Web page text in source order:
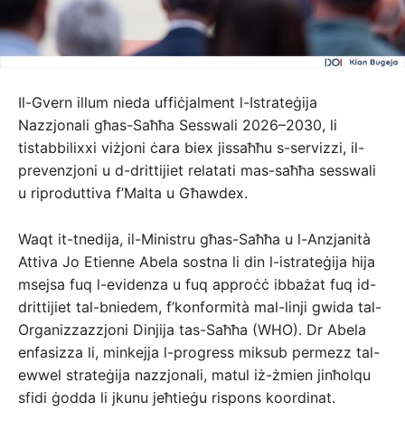
Il-Gvern illum nieda uffiċjalment l-Istrateġija
Nazzjonali għas-Saħħa Sesswali 2026–2030, li
tistabbilixxi viżjoni ċara biex jissaħħu s-servizzi, il-
prevenzjoni u d-drittijiet relatati mas-saħħa sesswali
u riproduttiva f’Malta u Għawdex.
Waqt it-tnedija, il-Ministru għas-Saħħa u l-Anzjanità
Attiva Jo Etienne Abela sostna li din l-istrateġija hija
msejsa fuq l-evidenza u fuq approċċ ibbażat fuq id-
drittijiet tal-bniedem, f’konformità mal-linji gwida tal-
Organizzazzjoni Dinjija tas-Saħħa (WHO). Dr Abela
enfasizza li, minkejja l-progress miksub permezz tal-
ewwel strateġija nazzjonali, matul iż-żmien jinħolqu
sfidi ġodda li jkunu jeħtieġu rispons koordinat.